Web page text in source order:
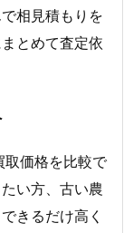
相見積もりを
とめて査定依
取価格を比較で
い方、古い農
きるだけ高く